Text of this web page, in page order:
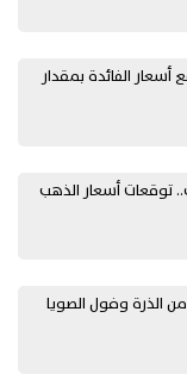
الفائدة بمقدار
توقعات أسعار الذهب
عن 143 ألف طن من الذرة وفول الصويا